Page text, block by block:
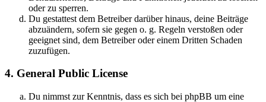
oder zu sperren.
Du gestattest dem Betreiber darüber hinaus, deine Beiträge
abzuändern, sofern sie gegen o. g. Regeln verstoßen oder
geeignet sind, dem Betreiber oder einem Dritten Schaden
zuzufügen.
4. General Public License
Du nimmst zur Kenntnis, dass es sich bei phpBB um eine